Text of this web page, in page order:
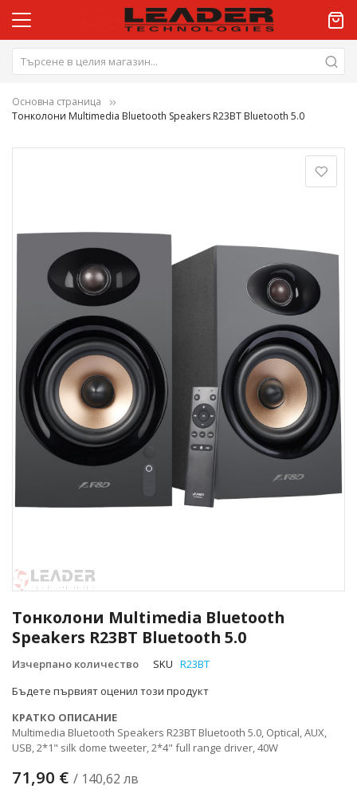
Основна страница
Тонколони Multimedia Bluetooth Speakers R23BT Bluetooth 5.0
Тонколони Multimedia Bluetooth
Speakers R23BT Bluetooth 5.0
Изчерпано количество SKU R23BT
Бъдете първият оценил този продукт
КРАТКО ОПИСАНИЕ
Multimedia Bluetooth Speakers R23BT Bluetooth 5.0, Optical, AUX,
USB, 2*1" silk dome tweeter, 2*4" full range driver, 40W
71,90 € / 140,62 лв
изображенията
към
началото
на
галерия
снимки